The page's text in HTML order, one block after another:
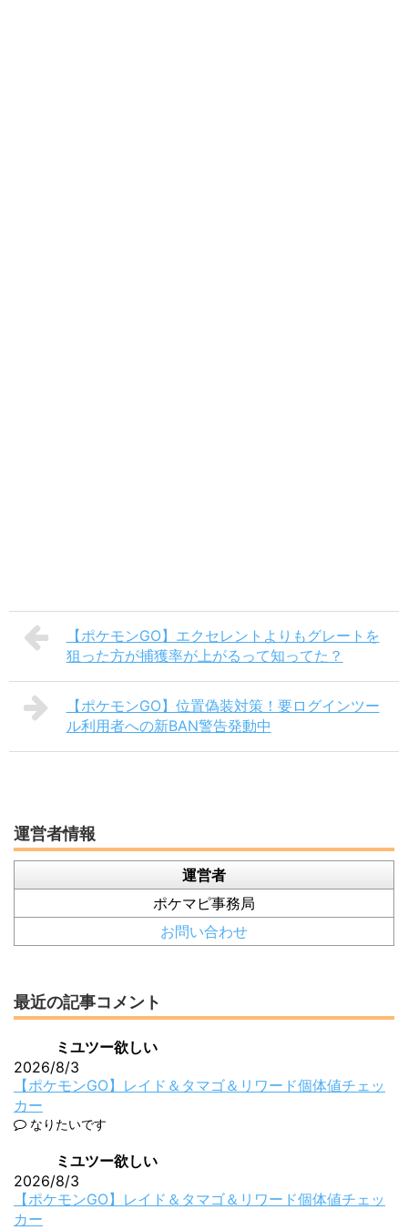
【ポケモンGO】エクセレントよりもグレートを
狙った方が捕獲率が上がるって知ってた？
【ポケモンGO】位置偽装対策！要ログインツー
ル利用者への新BAN警告発動中
運営者情報
運営者
ポケマピ事務局
お問い合わせ
最近の記事コメント
ミユツー欲しい
2026/8/3
【ポケモンGO】レイド＆タマゴ＆リワード個体値チェッ
カー
なりたいです
ミユツー欲しい
2026/8/3
【ポケモンGO】レイド＆タマゴ＆リワード個体値チェッ
カー